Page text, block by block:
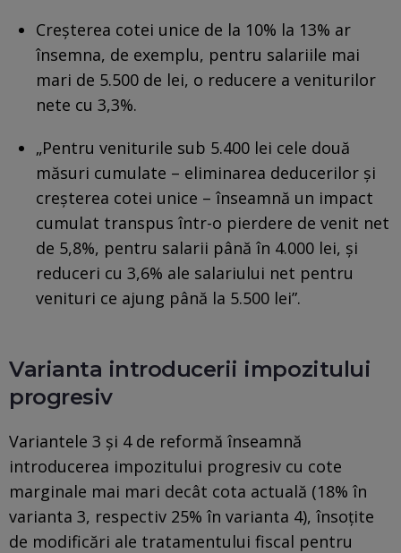
Creşterea cotei unice de la 10% la 13% ar
însemna, de exemplu, pentru salariile mai
mari de 5.500 de lei, o reducere a veniturilor
nete cu 3,3%.
„Pentru veniturile sub 5.400 lei cele două
măsuri cumulate – eliminarea deducerilor şi
creşterea cotei unice – înseamnă un impact
cumulat transpus într-o pierdere de venit net
de 5,8%, pentru salarii până în 4.000 lei, şi
reduceri cu 3,6% ale salariului net pentru
venituri ce ajung până la 5.500 lei”.
Varianta introducerii impozitului
progresiv
Variantele 3 şi 4 de reformă înseamnă
introducerea impozitului progresiv cu cote
marginale mai mari decât cota actuală (18% în
varianta 3, respectiv 25% în varianta 4), însoţite
de modificări ale tratamentului fiscal pentru